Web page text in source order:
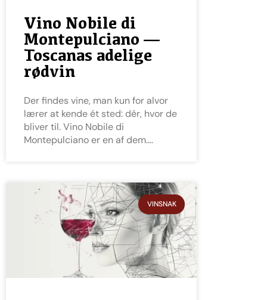
Vino Nobile di
Montepulciano —
Toscanas adelige
rødvin
Der findes vine, man kun for alvor
lærer at kende ét sted: dér, hvor de
bliver til. Vino Nobile di
Montepulciano er en af dem.
VINSNAK